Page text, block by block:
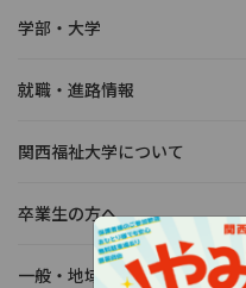
学部・大学
就職・進路情報
関西福祉大学について
卒業生の方へ
一般・地域の方へ